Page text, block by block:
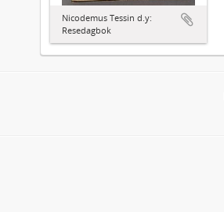
Nicodemus Tessin d.y:
Resedagbok